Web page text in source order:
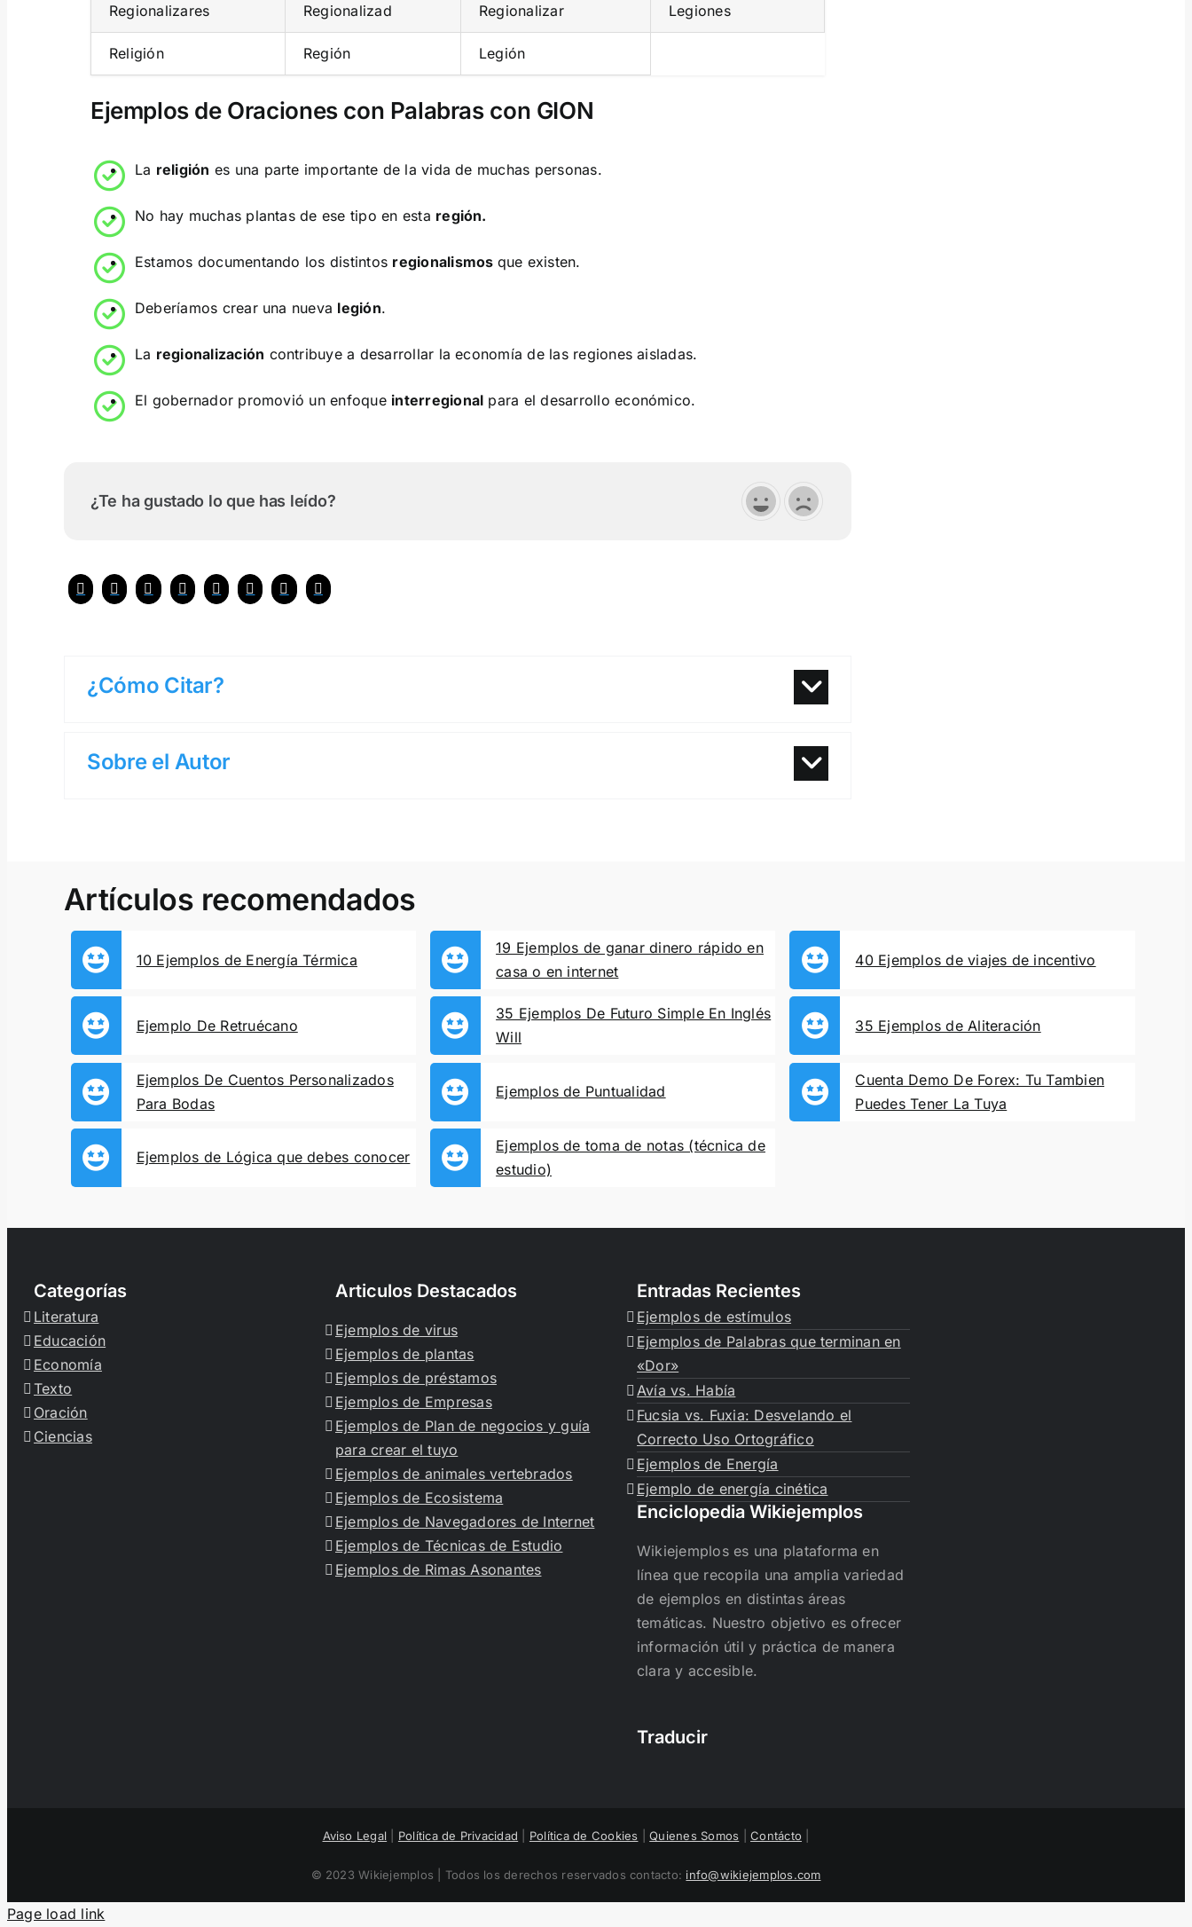
Regionalizares Regionalizad Regionalizar Legiones
Religión Región Legión
Ejemplos de Oraciones con Palabras con GION
La religión es una parte importante de la vida de muchas personas.
No hay muchas plantas de ese tipo en esta región.
Estamos documentando los distintos regionalismos que existen.
Deberíamos crear una nueva legión.
La regionalización contribuye a desarrollar la economía de las regiones aisladas.
El gobernador promovió un enfoque interregional para el desarrollo económico.
¿Te ha gustado lo que has leído?
¿Cómo Citar?
Sobre el Autor
Artículos recomendados
10 Ejemplos de Energía Térmica
19 Ejemplos de ganar dinero rápido en
casa o en internet
40 Ejemplos de viajes de incentivo
Ejemplo De Retruécano
35 Ejemplos De Futuro Simple En Inglés
Will
35 Ejemplos de Aliteración
Ejemplos De Cuentos Personalizados
Para Bodas
Ejemplos de Puntualidad
Cuenta Demo De Forex: Tu Tambien
Puedes Tener La Tuya
Ejemplos de Lógica que debes conocer
Ejemplos de toma de notas (técnica de
estudio)
Categorías
Literatura
Educación
Economía
Texto
Oración
Ciencias
Articulos Destacados
Ejemplos de virus
Ejemplos de plantas
Ejemplos de préstamos
Ejemplos de Empresas
Ejemplos de Plan de negocios y guía
para crear el tuyo
Ejemplos de animales vertebrados
Ejemplos de Ecosistema
Ejemplos de Navegadores de Internet
Ejemplos de Técnicas de Estudio
Ejemplos de Rimas Asonantes
Entradas Recientes
Ejemplos de estímulos
Ejemplos de Palabras que terminan en
«Dor»
Avía vs. Había
Fucsia vs. Fuxia: Desvelando el
Correcto Uso Ortográfico
Ejemplos de Energía
Ejemplo de energía cinética
Enciclopedia Wikiejemplos
Wikiejemplos es una plataforma en
línea que recopila una amplia variedad
de ejemplos en distintas áreas
temáticas. Nuestro objetivo es ofrecer
información útil y práctica de manera
clara y accesible.
Traducir
Aviso Legal Política de Privacidad Política de Cookies |Quienes Somos |Contácto
© 2023 Wikiejemplos | Todos los derechos reservados contacto: info@wikiejemplos.com
Page load link